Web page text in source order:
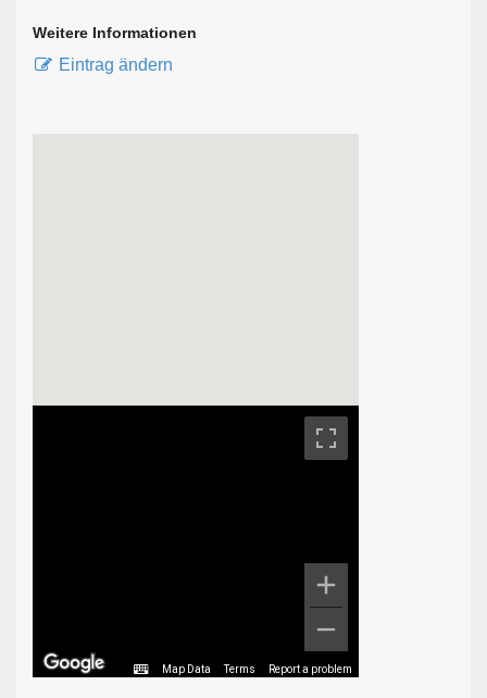
Weitere Informationen
Eintrag ändern
Map Data Terms Report a problem